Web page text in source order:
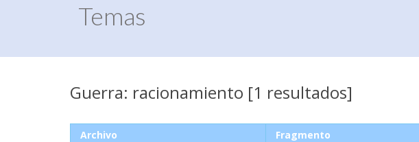
Temas
Guerra: racionamiento [1 resultados]
Archivo Fragmento